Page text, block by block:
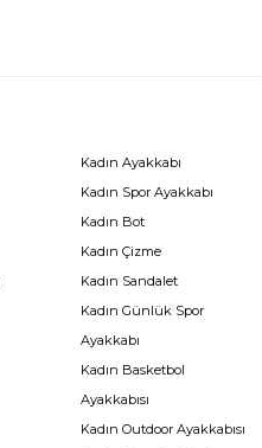
Kadın Ayakkabı
Kadın Spor Ayakkabı
Kadın Bot
Kadın Çizme
Kadın Sandalet
Kadın Günlük Spor
Ayakkabı
Kadın Basketbol
Ayakkabısı
Kadın Outdoor Ayakkabısı